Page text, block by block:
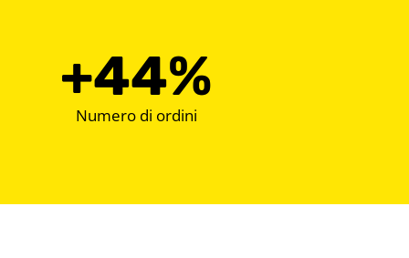
+86%
Numero di ordini